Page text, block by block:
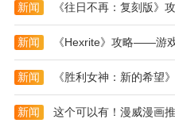
恐怖奶奶2联机版2025最
游戏支持多人同时在
房间与朋友或其他玩家组成
在组成团队后，玩家
落，寻找隐藏的线索和物
新闻
新闻 《Hexrite》攻略——游
新闻
新闻